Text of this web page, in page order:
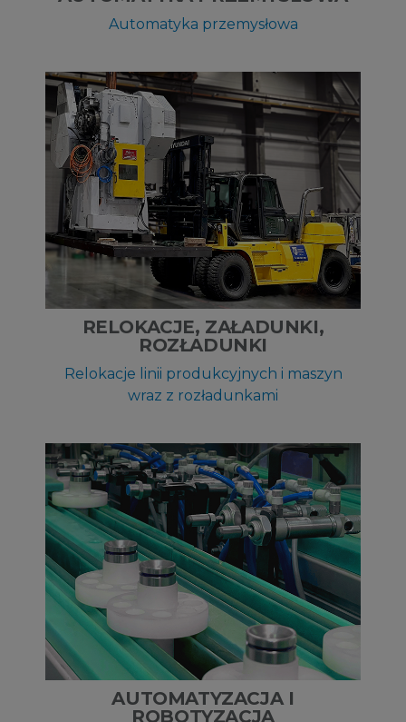
Automatyka przemysłowa
RELOKACJE, ZAŁADUNKI,
ROZŁADUNKI
Relokacje linii produkcyjnych i maszyn
wraz z rozładunkami
AUTOMATYZACJA I
ROBOTYZACJA